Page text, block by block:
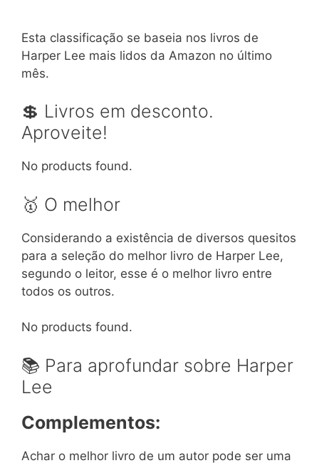
Esta classificação se baseia nos livros de
Harper Lee mais lidos da Amazon no último
mês.
💲 Livros em desconto.
Aproveite!
No products found.
🥇 O melhor
Considerando a existência de diversos quesitos
para a seleção do melhor livro de Harper Lee,
segundo o leitor, esse é o melhor livro entre
todos os outros.
No products found.
📚 Para aprofundar sobre Harper
Lee
Complementos:
Achar o melhor livro de um autor pode ser uma